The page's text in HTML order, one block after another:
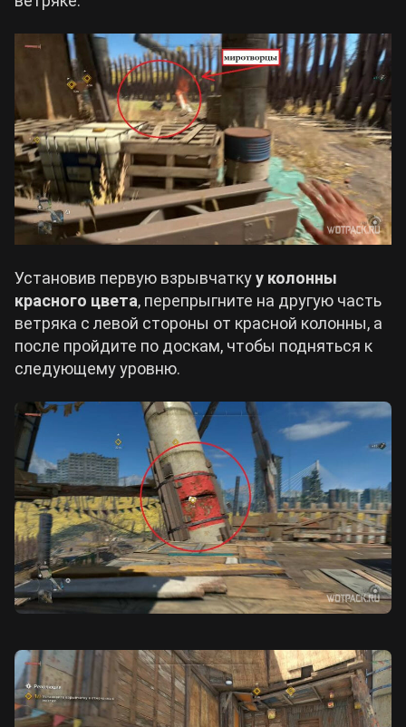
Установив первую взрывчаткуу колонны
красного цвета, перепрыгните на другую часть
ветряка с левой стороны от красной колонны, а
после пройдите по доскам, чтобы подняться к
следующему уровню.